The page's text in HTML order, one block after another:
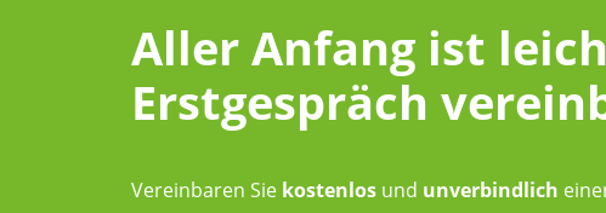
Aller Anfang ist
Erstgespräch
Vereinbaren Sie kostenlos und unverbindlich